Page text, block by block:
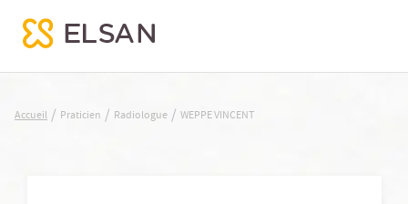
WEPPE VINCENT
Accueil / Praticien / Radiologue / WEPPE VINCENT